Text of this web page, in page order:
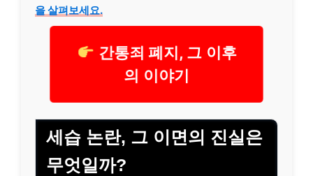
을 살펴보세요.
간통죄 폐지, 그 이후
의 이야기
세습 논란, 그 이면의 진실은
무엇일까?